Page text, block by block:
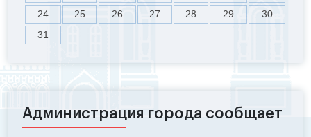
24
25 26 27 28 29
30
31
Администрация города сообщает